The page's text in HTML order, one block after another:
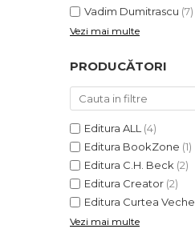
Vadim Dumitrascu (7)
Vezi mai multe
PRODUCĂTORI
Editura ALL (4)
Editura BookZone (1)
Editura C.H. Beck (2)
Editura Creator (2)
Editura Curtea Veche
Vezi mai multe